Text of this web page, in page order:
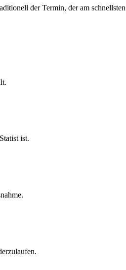
der Termin, der am
ist.